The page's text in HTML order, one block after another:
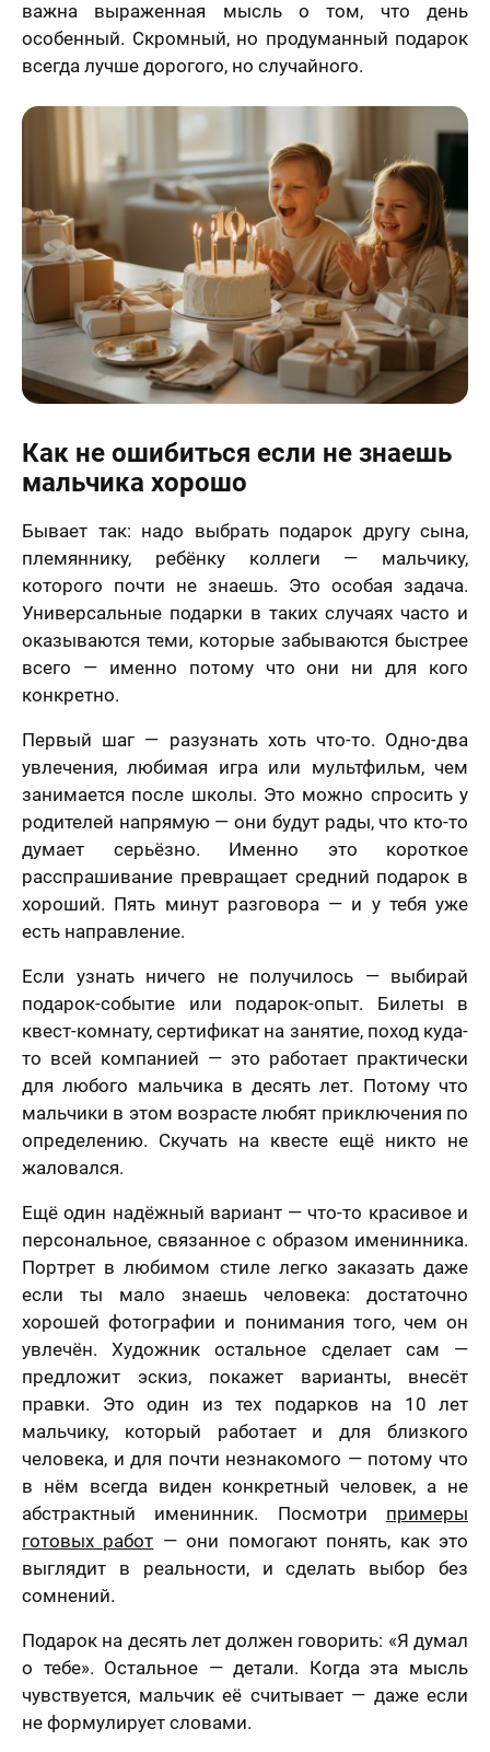
важна выраженная мысль о том, что день
особенный. Скромный, но продуманный подарок
всегда лучше дорогого, но случайного.
Как не ошибиться если не знаешь
мальчика хорошо
Бывает так: надо выбрать подарок другу сына,
племяннику, ребёнку коллеги — мальчику,
которого почти не знаешь. Это особая задача.
Универсальные подарки в таких случаях часто и
оказываются теми, которые забываются быстрее
всего — именно потому что они ни для кого
конкретно.
Первый шаг — разузнать хоть что-то. Одно-два
увлечения, любимая игра или мультфильм, чем
занимается после школы. Это можно спросить у
родителей напрямую — они будут рады, что кто-то
думает серьёзно. Именно это короткое
расспрашивание превращает средний подарок в
хороший. Пять минут разговора — и у тебя уже
есть направление.
Если узнать ничего не получилось — выбирай
подарок-событие или подарок-опыт. Билеты в
квест-комнату, сертификат на занятие, поход куда-
то всей компанией — это работает практически
для любого мальчика в десять лет. Потому что
мальчики в этом возрасте любят приключения по
определению. Скучать на квесте ещё никто не
жаловался.
Ещё один надёжный вариант — что-то красивое и
персональное, связанное с образом именинника.
Портрет в любимом стиле легко заказать даже
если ты мало знаешь человека: достаточно
хорошей фотографии и понимания того, чем он
увлечён. Художник остальное сделает сам —
предложит эскиз, покажет варианты, внесёт
правки. Это один из тех подарков на 10 лет
мальчику, который работает и для близкого
человека, и для почти незнакомого — потому что
в нём всегда виден конкретный человек, а не
абстрактный именинник. Посмотри примеры
готовых работ — они помогают понять, как это
выглядит в реальности, и сделать выбор без
сомнений.
Подарок на десять лет должен говорить: «Я думал
о тебе». Остальное — детали. Когда эта мысль
чувствуется, мальчик её считывает — даже если
не формулирует словами.